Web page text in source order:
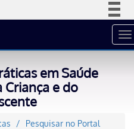
Acesso à informação
Canais
em Saúde
Criança e do
Pesquisar no Portal